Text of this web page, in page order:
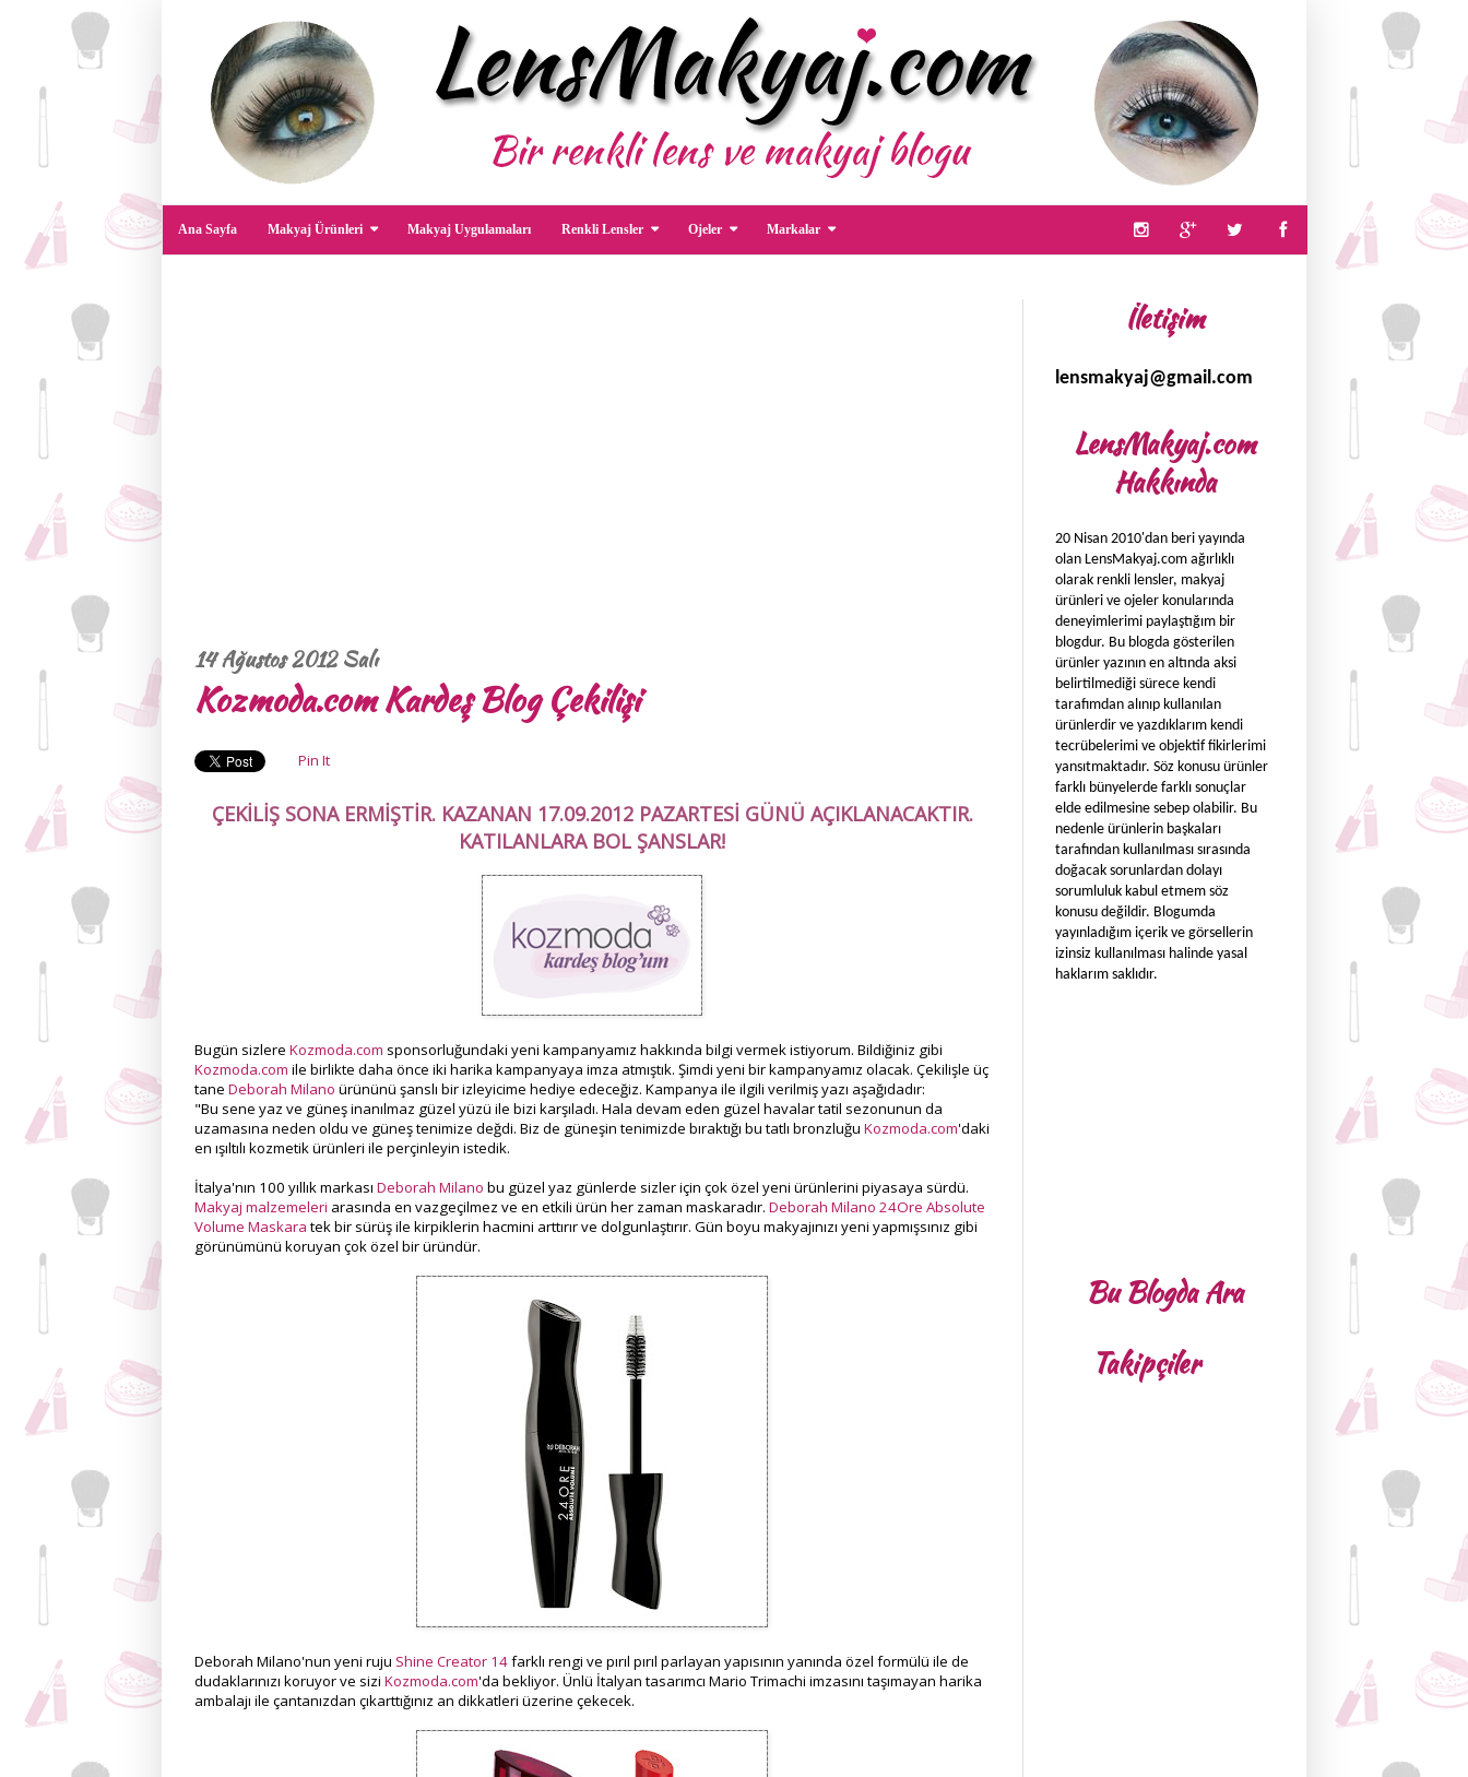
Ana Sayfa Makyaj Ürünleri Makyaj Uygulamaları Renkli Lensler Ojeler Markalar
14 Ağustos 2012 Salı
Kozmoda.com Kardeş Blog Çekilişi
Pin It
ÇEKİLİŞ SONA ERMİŞTİR. KAZANAN 17.09.2012 PAZARTESİ GÜNÜ AÇIKLANACAKTIR.
KATILANLARA BOL ŞANSLAR!
Bugün sizlere Kozmoda.com sponsorluğundaki yeni kampanyamız hakkında bilgi vermek istiyorum. Bildiğiniz gibi
Kozmoda.com ile birlikte daha önce iki harika kampanyaya imza atmıştık. Şimdi yeni bir kampanyamız olacak. Çekilişle üç
tane Deborah Milano ürününü şanslı bir izleyicime hediye edeceğiz. Kampanya ile ilgili verilmiş yazı aşağıdadır:
"Bu sene yaz ve güneş inanılmaz güzel yüzü ile bizi karşıladı. Hala devam eden güzel havalar tatil sezonunun da
uzamasına neden oldu ve güneş tenimize değdi. Biz de güneşin tenimizde bıraktığı bu tatlı bronzluğu Kozmoda.com'daki
en ışıltılı kozmetik ürünleri ile perçinleyin istedik.
İtalya'nın 100 yıllık markası Deborah Milano bu güzel yaz günlerde sizler için çok özel yeni ürünlerini piyasaya sürdü.
Makyaj malzemeleri arasında en vazgeçilmez ve en etkili ürün her zaman maskaradır. Deborah Milano 24Ore Absolute
Volume Maskara tek bir sürüş ile kirpiklerin hacmini arttırır ve dolgunlaştırır. Gün boyu makyajınızı yeni yapmışsınız gibi
görünümünü koruyan çok özel bir üründür.
Deborah Milano'nun yeni ruju Shine Creator 14farklı rengi ve pırıl pırıl parlayan yapısının yanında özel formülü ile de
dudaklarınızı koruyor ve sizi Kozmoda.com'da bekliyor. Ünlü İtalyan tasarımcı Mario Trimachi imzasını taşımayan harika
ambalajı ile çantanızdan çıkarttığınız an dikkatleri üzerine çekecek.
İletişim
lensmakyaj@gmail.com
LensMakyaj.com
Hakkında
20 Nisan 2010'dan beri yayında
olan LensMakyaj.com ağırlıklı
olarak renkli lensler, makyaj
ürünleri ve ojeler konularında
deneyimlerimi paylaştığım bir
blogdur. Bu blogda gösterilen
ürünler yazının en altında aksi
belirtilmediği sürece kendi
tarafımdan alınıp kullanılan
ürünlerdir ve yazdıklarım kendi
tecrübelerimi ve objektif fikirlerimi
yansıtmaktadır. Söz konusu ürünler
farklı bünyelerde farklı sonuçlar
elde edilmesine sebep olabilir. Bu
nedenle ürünlerin başkaları
tarafından kullanılması sırasında
doğacak sorunlardan dolayı
sorumluluk kabul etmem söz
konusu değildir. Blogumda
yayınladığım içerik ve görsellerin
izinsiz kullanılması halinde yasal
haklarım saklıdır.
Bu Blogda Ara
Takipçiler